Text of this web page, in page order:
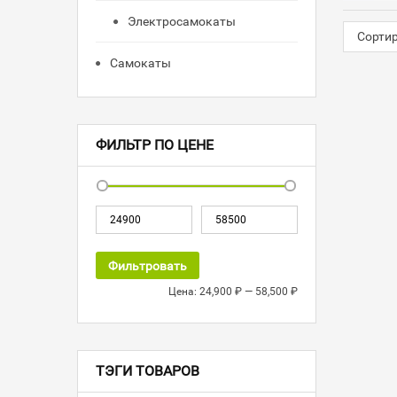
Электросамокаты
Самокаты
ФИЛЬТР ПО ЦЕНЕ
Фильтровать
Цена: 24,900 ₽ — 58,500 ₽
ТЭГИ ТОВАРОВ